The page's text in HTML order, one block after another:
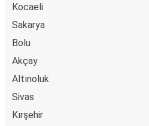
Kocaeli
Sakarya
Bolu
Akçay
Altınoluk
Sivas
Kırşehir